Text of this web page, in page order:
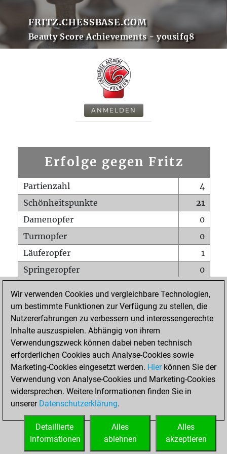
FRITZ.CHESSBASE.COM
Beauty Score Achievements - yousifq8
ANMELDEN
Erfolge gegen Fritz
Partienzahl
4
Schönheitspunkte
21
Damenopfer
0
Turmopfer
0
Läuferopfer
1
Springeropfer
0
Matt auf vollem Brett
0
Bauer setzt Matt
0
Erstickte Matts
Unterverwandlungen
Türme auf der siebten
0
STARTSEITE
Wir verwenden Cookies und vergleichbare Technologien,
um bestimmte Funktionen zur Verfügung zu stellen, die
Nutzererfahrungen zu verbessern und interessengerechte
Inhalte auszuspielen. Abhängig von ihrem
Verwendungszweck können dabei neben technisch
erforderlichen Cookies auch Analyse-Cookies sowie
Marketing-Cookies eingesetzt werden. Hierkönnen Sie der
Verwendung von Analyse-Cookies und Marketing-Cookies
widersprechen. Weitere Informationen finden Sie in
unserer Datenschutzerklärung.
Alles
akzeptieren
Alles
ablehnen
Detaillierte
Informationen